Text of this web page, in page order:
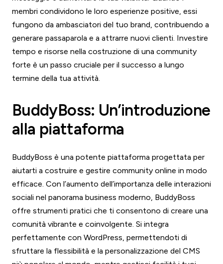
membri condividono le loro esperienze positive, essi
fungono da ambasciatori del tuo brand, contribuendo a
generare passaparola e a attrarre nuovi clienti. Investire
tempo e risorse nella costruzione di una community
forte è un passo cruciale per il successo a lungo
termine della tua attività.
BuddyBoss: Un’introduzione
alla piattaforma
BuddyBoss è una potente piattaforma progettata per
aiutarti a costruire e gestire community online in modo
efficace. Con l’aumento dell’importanza delle interazioni
sociali nel panorama business moderno, BuddyBoss
offre strumenti pratici che ti consentono di creare una
comunità vibrante e coinvolgente. Si integra
perfettamente con WordPress, permettendoti di
sfruttare la flessibilità e la personalizzazione del CMS